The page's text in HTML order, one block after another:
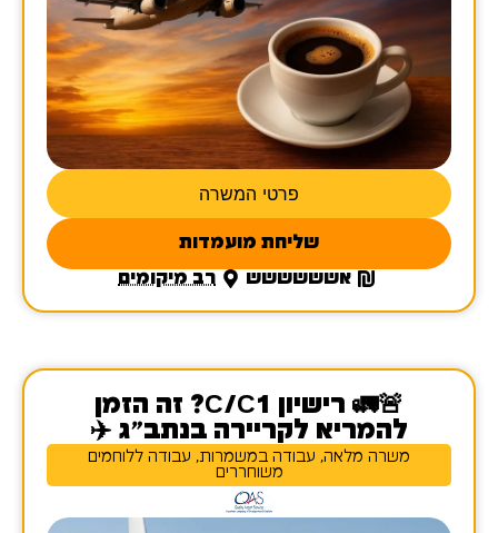
פרטי המשרה
שליחת מועמדות
אשששששש
רב מיקומים
🚨🚛 רישיון C/C1? זה הזמן
להמריא לקריירה בנתב"ג ✈️
משרה מלאה, עבודה במשמרות, עבודה ללוחמים
משוחררים